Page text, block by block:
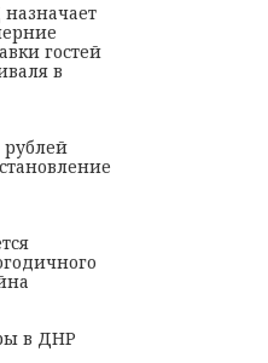
гостей
в
рублей
в ДНР